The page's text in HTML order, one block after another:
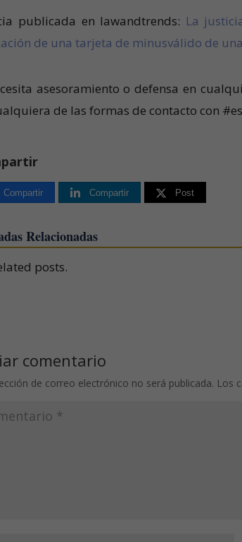
publicada en lawandtrends: La
de una tarjeta de minusválido de
asesoramiento o defensa en
de las formas de contacto con
Compartir Compartir Post
Relacionadas
posts.
comentario
de correo electrónico no será publicada. Los